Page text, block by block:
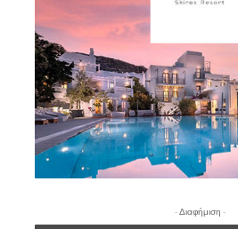
- Διαφήμιση -